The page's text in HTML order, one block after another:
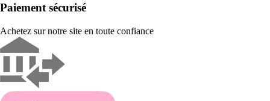
Paiement sécurisé
Achetez sur notre site en toute confiance